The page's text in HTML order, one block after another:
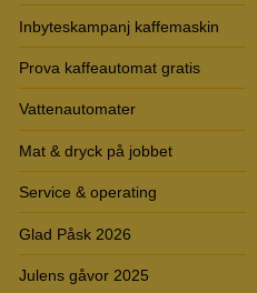
Inbyteskampanj kaffemaskin
Prova kaffeautomat gratis
Vattenautomater
Mat & dryck på jobbet
Service & operating
Glad Påsk 2026
Julens gåvor 2025